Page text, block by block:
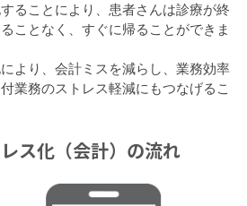
ることにより、患者さんは診療が終
ことなく、すぐに帰ることができま
より、会計ミスを減らし、業務効率
業務のストレス軽減にもつなげるこ
ス化（会計）の流れ